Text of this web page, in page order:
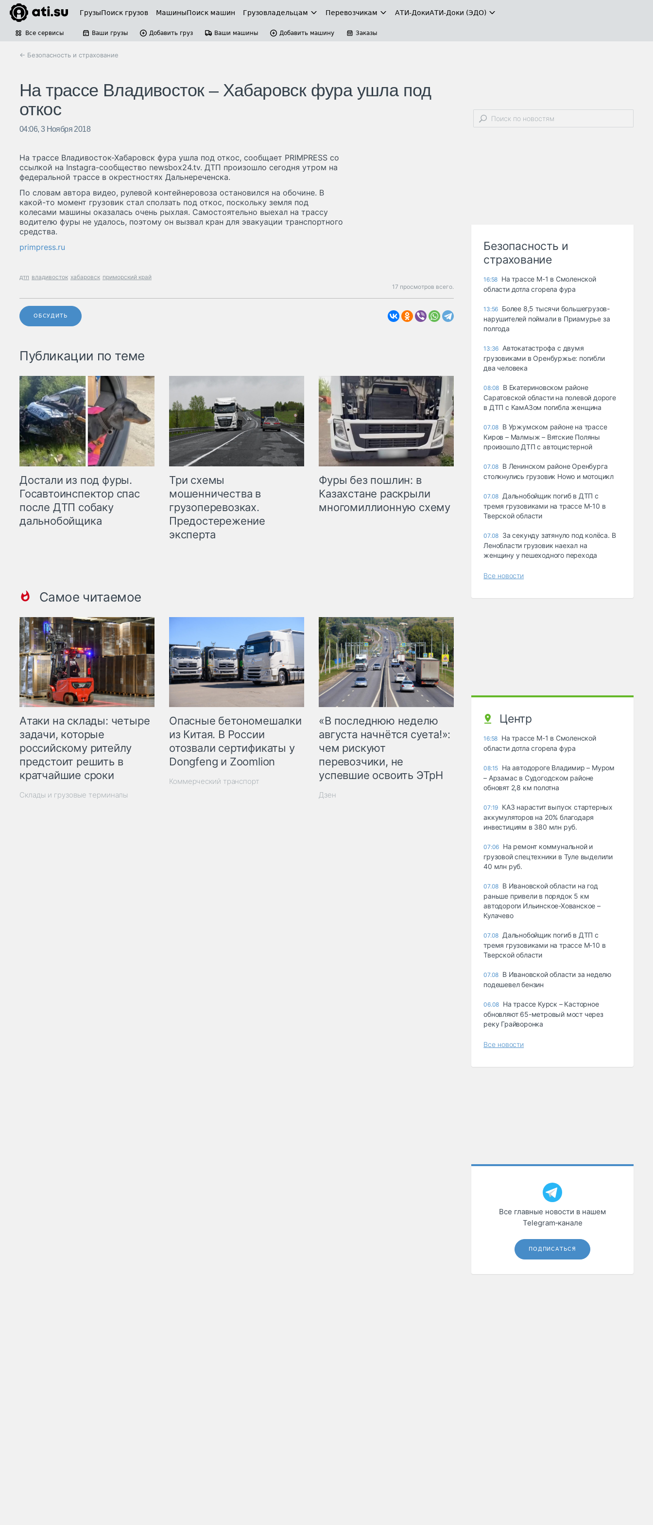
ГрузыПоиск грузов МашиныПоиск машин Грузовладельцам Перевозчикам АТИ-ДокиАТИ-Доки (ЭДО)
Все сервисы Ваши грузы Добавить груз Ваши машины Добавить машину Заказы
← Безопасность и страхование
На трассе Владивосток – Хабаровск фура ушла под
откос
04:06, 3 Ноября 2018
На трассе Владивосток-Хабаровск фура ушла под откос, сообщает PRIMPRESS со
ссылкой на Instagra-сообщество newsbox24.tv. ДТП произошло сегодня утром на
федеральной трассе в окрестностях Дальнереченска.
По словам автора видео, рулевой контейнеровоза остановился на обочине. В
какой-то момент грузовик стал сползать под откос, поскольку земля под
колесами машины оказалась очень рыхлая. Самостоятельно выехал на трассу
водителю фуры не удалось, поэтому он вызвал кран для эвакуации транспортного
средства.
primpress.ru
дтп владивосток хабаровск приморский край
17 просмотров всего.
ОБСУДИТЬ
Публикации по теме
Достали из под фуры.
Госавтоинспектор спас
после ДТП собаку
дальнобойщика
Три схемы
мошенничества в
грузоперевозках.
Предостережение
эксперта
Фуры без пошлин: в
Казахстане раскрыли
многомиллионную схему
Самое читаемое
Атаки на склады: четыре
задачи, которые
российскому ритейлу
предстоит решить в
кратчайшие сроки
Склады и грузовые терминалы
Опасные бетономешалки
из Китая. В России
отозвали сертификаты у
Dongfeng и Zoomlion
Коммерческий транспорт
«В последнюю неделю
августа начнётся суета!»:
чем рискуют
перевозчики, не
успевшие освоить ЭТрН
Дзен
Безопасность и
страхование
16:58 На трассе М-1 в Смоленской
области дотла сгорела фура
13:56 Более 8,5 тысячи большегрузов-
нарушителей поймали в Приамурье за
полгода
13:36 Автокатастрофа с двумя
грузовиками в Оренбуржье: погибли
два человека
08:08 В Екатериновском районе
Саратовской области на полевой дороге
в ДТП с КамАЗом погибла женщина
07.08 В Уржумском районе на трассе
Киров – Малмыж – Вятские Поляны
произошло ДТП с автоцистерной
07.08 В Ленинском районе Оренбурга
столкнулись грузовик Howo и мотоцикл
07.08 Дальнобойщик погиб в ДТП с
тремя грузовиками на трассе М-10 в
Тверской области
07.08 За секунду затянуло под колёса. В
Ленобласти грузовик наехал на
женщину у пешеходного перехода
Все новости
Центр
16:58 На трассе М-1 в Смоленской
области дотла сгорела фура
08:15 На автодороге Владимир – Муром
– Арзамас в Судогодском районе
обновят 2,8 км полотна
07:19 КАЗ нарастит выпуск стартерных
аккумуляторов на 20% благодаря
инвестициям в 380 млн руб.
07:06 На ремонт коммунальной и
грузовой спецтехники в Туле выделили
40 млн руб.
07.08 В Ивановской области на год
раньше привели в порядок 5 км
автодороги Ильинское-Хованское –
Кулачево
07.08 Дальнобойщик погиб в ДТП с
тремя грузовиками на трассе М-10 в
Тверской области
07.08 В Ивановской области за неделю
подешевел бензин
06.08 На трассе Курск – Касторное
обновляют 65-метровый мост через
реку Грайворонка
Все новости
Все главные новости в нашем
Telegram‑канале
ПОДПИСАТЬСЯ